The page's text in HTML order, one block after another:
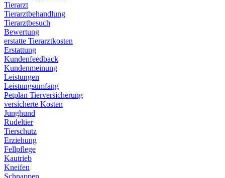
Tierarzt
Tierarztbehandlung
Tierarztbesuch
Bewertung
erstatte Tierarztkosten
Erstattung
Kundenfeedback
Kundenmeinung
Leistungen
Leistungsumfang
Petplan Tierversicherung
versicherte Kosten
Junghund
Rudeltier
Tierschutz
Erziehung
Fellpflege
Kautrieb
Kneifen
Schnappen